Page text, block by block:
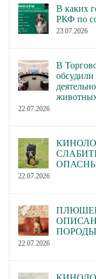
В каких
РКФ по
23.07.2026
В
обсудили
22.07.2026
22.07.2026
ПОРОДЫ
22.07.2026